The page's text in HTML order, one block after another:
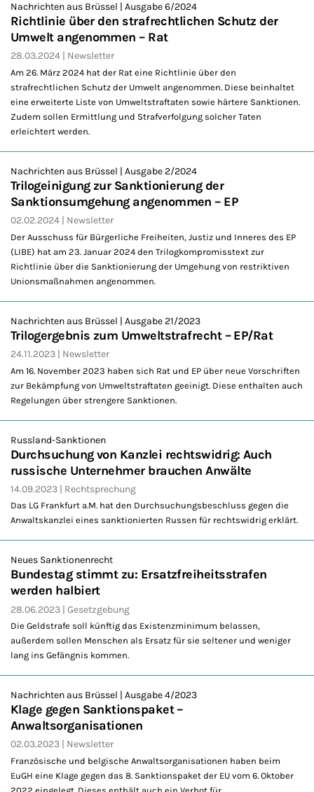
Nachrichten aus Brüssel | Ausgabe 6/2024
Richtlinie über den strafrechtlichen Schutz der
Umwelt angenommen – Rat
28.03.2024 Newsletter
Am 26. März 2024 hat der Rat eine Richtlinie über den
strafrechtlichen Schutz der Umwelt angenommen. Diese beinhaltet
eine erweiterte Liste von Umweltstraftaten sowie härtere Sanktionen.
Zudem sollen Ermittlung und Strafverfolgung solcher Taten
erleichtert werden.
Nachrichten aus Brüssel | Ausgabe 2/2024
Trilogeinigung zur Sanktionierung der
Sanktionsumgehung angenommen – EP
02.02.2024 Newsletter
Der Ausschuss für Bürgerliche Freiheiten, Justiz und Inneres des EP
(LIBE) hat am 23. Januar 2024 den Trilogkompromisstext zur
Richtlinie über die Sanktionierung der Umgehung von restriktiven
Unionsmaßnahmen angenommen.
Nachrichten aus Brüssel | Ausgabe 21/2023
Trilogergebnis zum Umweltstrafrecht – EP/Rat
24.11.2023 Newsletter
Am 16. November 2023 haben sich Rat und EP über neue Vorschriften
zur Bekämpfung von Umweltstraftaten geeinigt. Diese enthalten auch
Regelungen über strengere Sanktionen.
Russland-Sanktionen
Durchsuchung von Kanzlei rechtswidrig: Auch
russische Unternehmer brauchen Anwälte
14.09.2023 Rechtsprechung
Das LG Frankfurt a.M. hat den Durchsuchungsbeschluss gegen die
Anwaltskanzlei eines sanktionierten Russen für rechtswidrig erklärt.
Neues Sanktionenrecht
Bundestag stimmt zu: Ersatzfreiheitsstrafen
werden halbiert
28.06.2023 Gesetzgebung
Die Geldstrafe soll künftig das Existenzminimum belassen,
außerdem sollen Menschen als Ersatz für sie seltener und weniger
lang ins Gefängnis kommen.
Nachrichten aus Brüssel | Ausgabe 4/2023
Klage gegen Sanktionspaket –
Anwaltsorganisationen
02.03.2023 Newsletter
Französische und belgische Anwaltsorganisationen haben beim
EuGH eine Klage gegen das 8. Sanktionspaket der EU vom 6. Oktober